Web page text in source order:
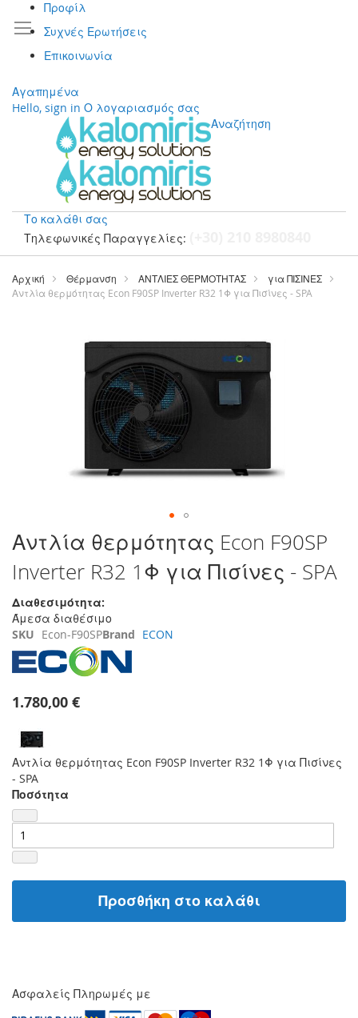
Προφίλ
Συχνές Ερωτήσεις
Επικοινωνία
Αγαπημένα
Hello, sign in Ο λογαριασμός σας
Αναζήτηση
Το καλάθι σας
Τηλεφωνικές Παραγγελίες:
Μετάβαση
περιεχόμενο
Αρχική Θέρμανση ΑΝΤΛΙΕΣ ΘΕΡΜΟΤΗΤΑΣ
για ΠΙΣΙΝΕΣ
Αντλία θερμότητας Econ F90SP Inverter R32 1Φ για Πισίνες - SPA
Μετάβαση
στην
αρχή
της
συλλογής
εικόνων
Αντλία θερμότητας Econ F90SP
Inverter R32 1Φ για Πισίνες - SPA
Διαθεσιμότητα:
Άμεσα διαθέσιμο
SKU Econ-F90SPBrand ECON
1.780,00 €
Αντλία θερμότητας Econ F90SP Inverter R32 1Φ για Πισίνες
- SPA
Ποσότητα
Προσθήκη στο καλάθι
Ασφαλείς Πληρωμές με